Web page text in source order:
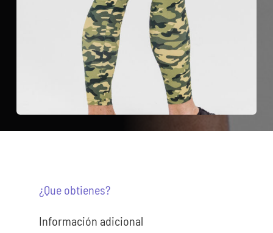
¿Que obtienes?
Información adicional